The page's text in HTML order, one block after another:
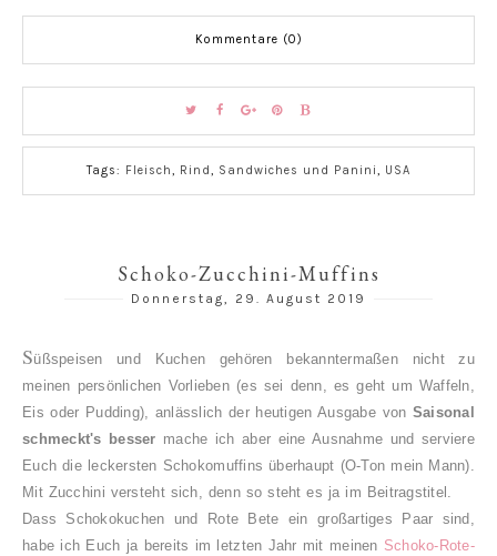
Kommentare (0)
Tags: Fleisch, Rind, Sandwiches und Panini, USA
Schoko-Zucchini-Muffins
Donnerstag, 29. August 2019
Süßspeisen und Kuchen gehören bekanntermaßen nicht zu
meinen persönlichen Vorlieben (es sei denn, es geht um Waffeln,
Eis oder Pudding), anlässlich der heutigen Ausgabe von Saisonal
schmeckt's besser mache ich aber eine Ausnahme und serviere
Euch die leckersten Schokomuffins überhaupt (O-Ton mein Mann).
Mit Zucchini versteht sich, denn so steht es ja im Beitragstitel.
Dass Schokokuchen und Rote Bete ein großartiges Paar sind,
habe ich Euch ja bereits im letzten Jahr mit meinen Schoko-Rote-